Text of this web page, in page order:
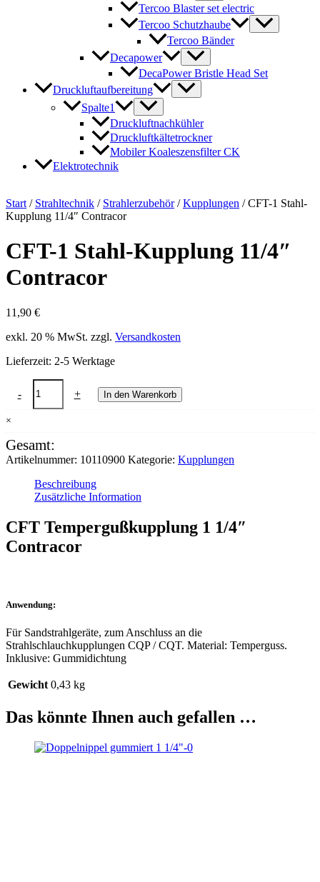
Tercoo Blaster set electric
Tercoo Schutzhaube
Tercoo Bänder
Decapower
DecaPower Bristle Head Set
Druckluftaufbereitung
Spalte1
Druckluftnachkühler
Druckluftkältetrockner
Mobiler Koaleszensfilter CK
Elektrotechnik
Start / Strahltechnik / Strahlerzubehör/Kupplungen / CFT-1 Stahl-
Kupplung 11/4″ Contracor
CFT-1 Stahl-Kupplung 11/4″
Contracor
11,90 €
exkl. 20 % MwSt. zzgl. Versandkosten
Lieferzeit: 2-5 Werktage
-
Kupplung
Contracor
Menge
+ In den Warenkorb
×
Gesamt:
Artikelnummer: 10110900 Kategorie: Kupplungen
Beschreibung
Zusätzliche Information
CFT Tempergußkupplung 1 1/4″
Contracor
Anwendung:
Für Sandstrahlgeräte, zum Anschluss an die
Strahlschlauchkupplungen CQP / CQT. Material: Temperguss.
Inklusive: Gummidichtung
Gewicht 0,43 kg
Das könnte Ihnen auch gefallen …